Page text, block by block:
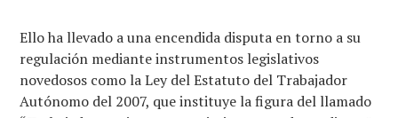
Ello ha llevado a una encendida disputa en torno a su
regulación mediante instrumentos legislativos
novedosos como la Ley del Estatuto del Trabajador
Autónomo del 2007, que instituye la figura del llamado